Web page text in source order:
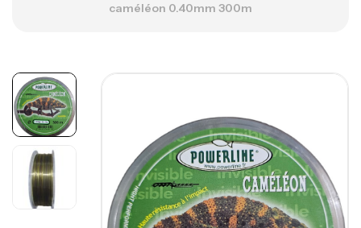
caméléon 0.40mm 300m